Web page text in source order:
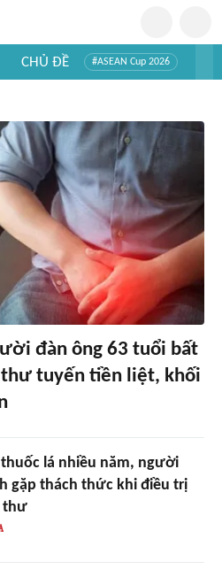
CHỦ ĐỀ #ASEAN Cup 2026
đàn ông 63 tuổi bất
tuyến tiền liệt, khối
thuốc lá nhiều năm, người
gặp thách thức khi điều trị
thư